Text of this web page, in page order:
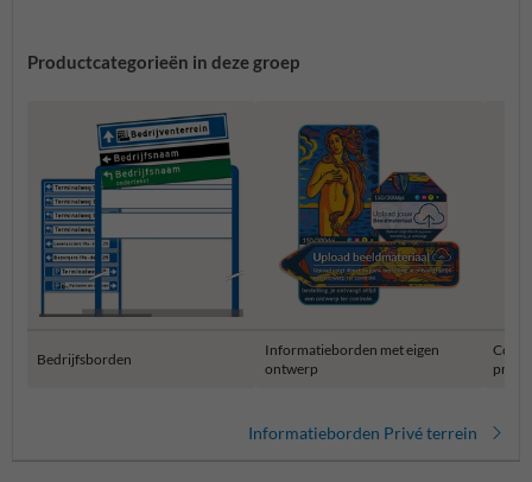
Productcategorieën in deze groep
Bedrijfsborden
Informatieborden met eigen
ontwerp
Informatieborden Privé terrein